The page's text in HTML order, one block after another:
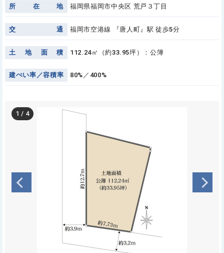
所 在 地 福岡県福岡市中央区 荒戸３丁目
交 通 福岡市空港線 『唐人町』駅 徒歩5分
土 地 面 積 112.24㎡（約33.95坪）：公簿
建ぺい率 ／容積率 80%／400%
1 / 4